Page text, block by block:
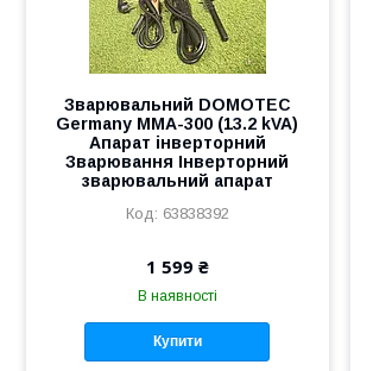
Зварювальний DOMOTEC
Germany MMA-300 (13.2 kVA)
Апарат інверторний
Зварювання Інверторний
зварювальний апарат
63838392
1 599 ₴
В наявності
Купити